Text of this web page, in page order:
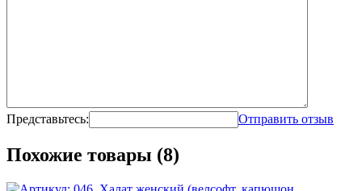
Представьтесь: Отправить отзыв
Похожие товары (8)